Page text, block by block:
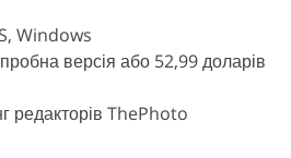
Windows
версія або 52,99 доларів
редакторів ThePhoto